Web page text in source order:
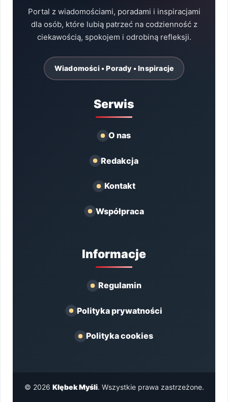
Portal z wiadomościami, poradami i inspiracjami
dla osób, które lubią patrzeć na codzienność z
ciekawością, spokojem i odrobiną refleksji.
Wiadomości • Porady • Inspiracje
Serwis
O nas
Redakcja
Kontakt
Współpraca
Informacje
Regulamin
Polityka prywatności
Polityka cookies
© 2026 Kłębek Myśli. Wszystkie prawa zastrzeżone.